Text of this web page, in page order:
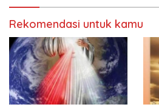
Rekomendasi untuk kamu